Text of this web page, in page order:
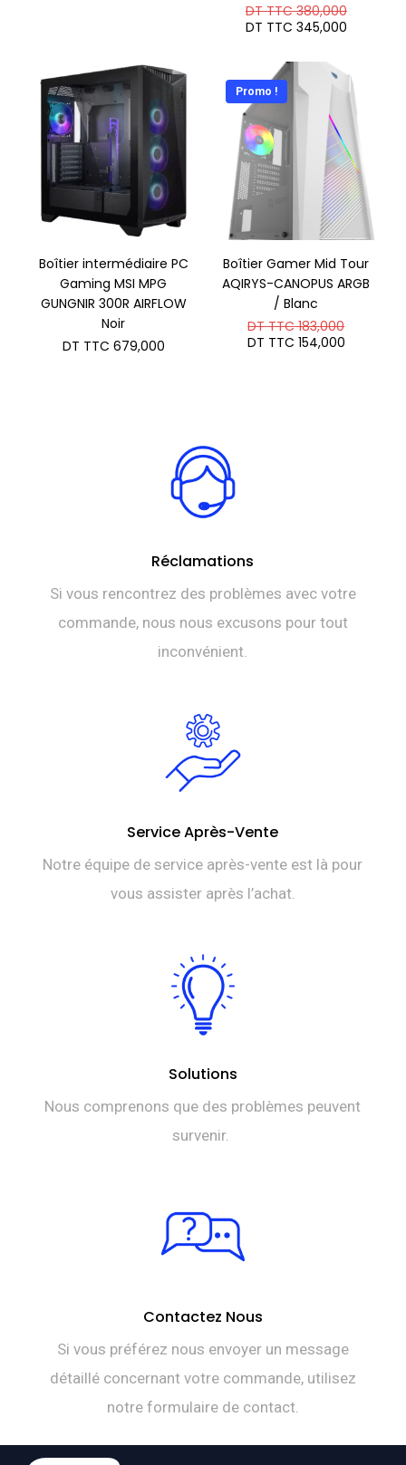
DT TTC380,000Le
prix
TTC
DT TTC 345,000Le
est :
DT
TTC
Boîtier intermédiaire PC
Gaming MSI MPG
GUNGNIR 300R AIRFLOW
Noir
DT TTC 679,000
Promo !
Boîtier Gamer Mid Tour
AQIRYS-CANOPUS ARGB
/ Blanc
DT TTC183,000Le
prix
DT TTC 154,000Le
Réclamations
Si vous rencontrez des problèmes avec votre
commande, nous nous excusons pour tout
inconvénient.
Service Après-Vente
Notre équipe de service après-vente est là pour
vous assister après l’achat.
Solutions
Nous comprenons que des problèmes peuvent
survenir.
Contactez Nous
Si vous préférez nous envoyer un message
détaillé concernant votre commande, utilisez
notre formulaire de contact.